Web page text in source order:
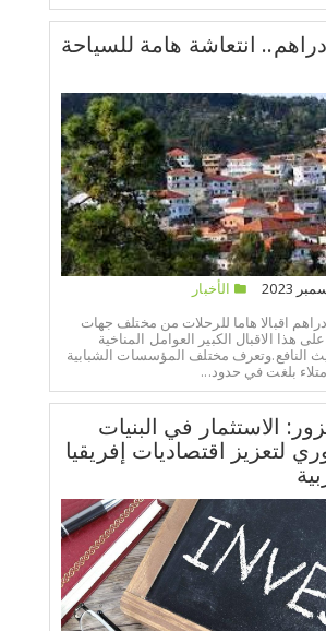
انتعاشة هامة للسياحة
الأخبار
اقبالا هاما للرحلات من مختلف جهات
هذا الاقبال الكبير العوامل المناخية
النافع.وتعرف مختلف المؤسسات الشبابية
بلغت في حدود...
الاستثمار في البنيات
لتعزيز اقتصاديات إفريقيا